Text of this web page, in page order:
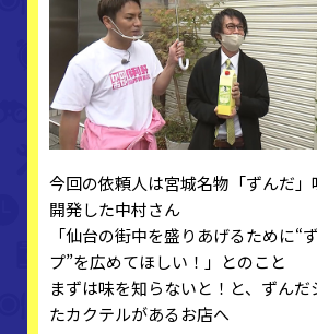
今回の依頼人は宮城名物「ずんだ」
開発した中村さん
「仙台の街中を盛りあげるために“
プ”を広めてほしい！」とのこと
まずは味を知らないと！と、ずんだ
たカクテルがあるお店へ